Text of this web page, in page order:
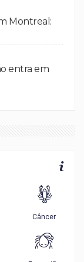
Montreal:
entra em